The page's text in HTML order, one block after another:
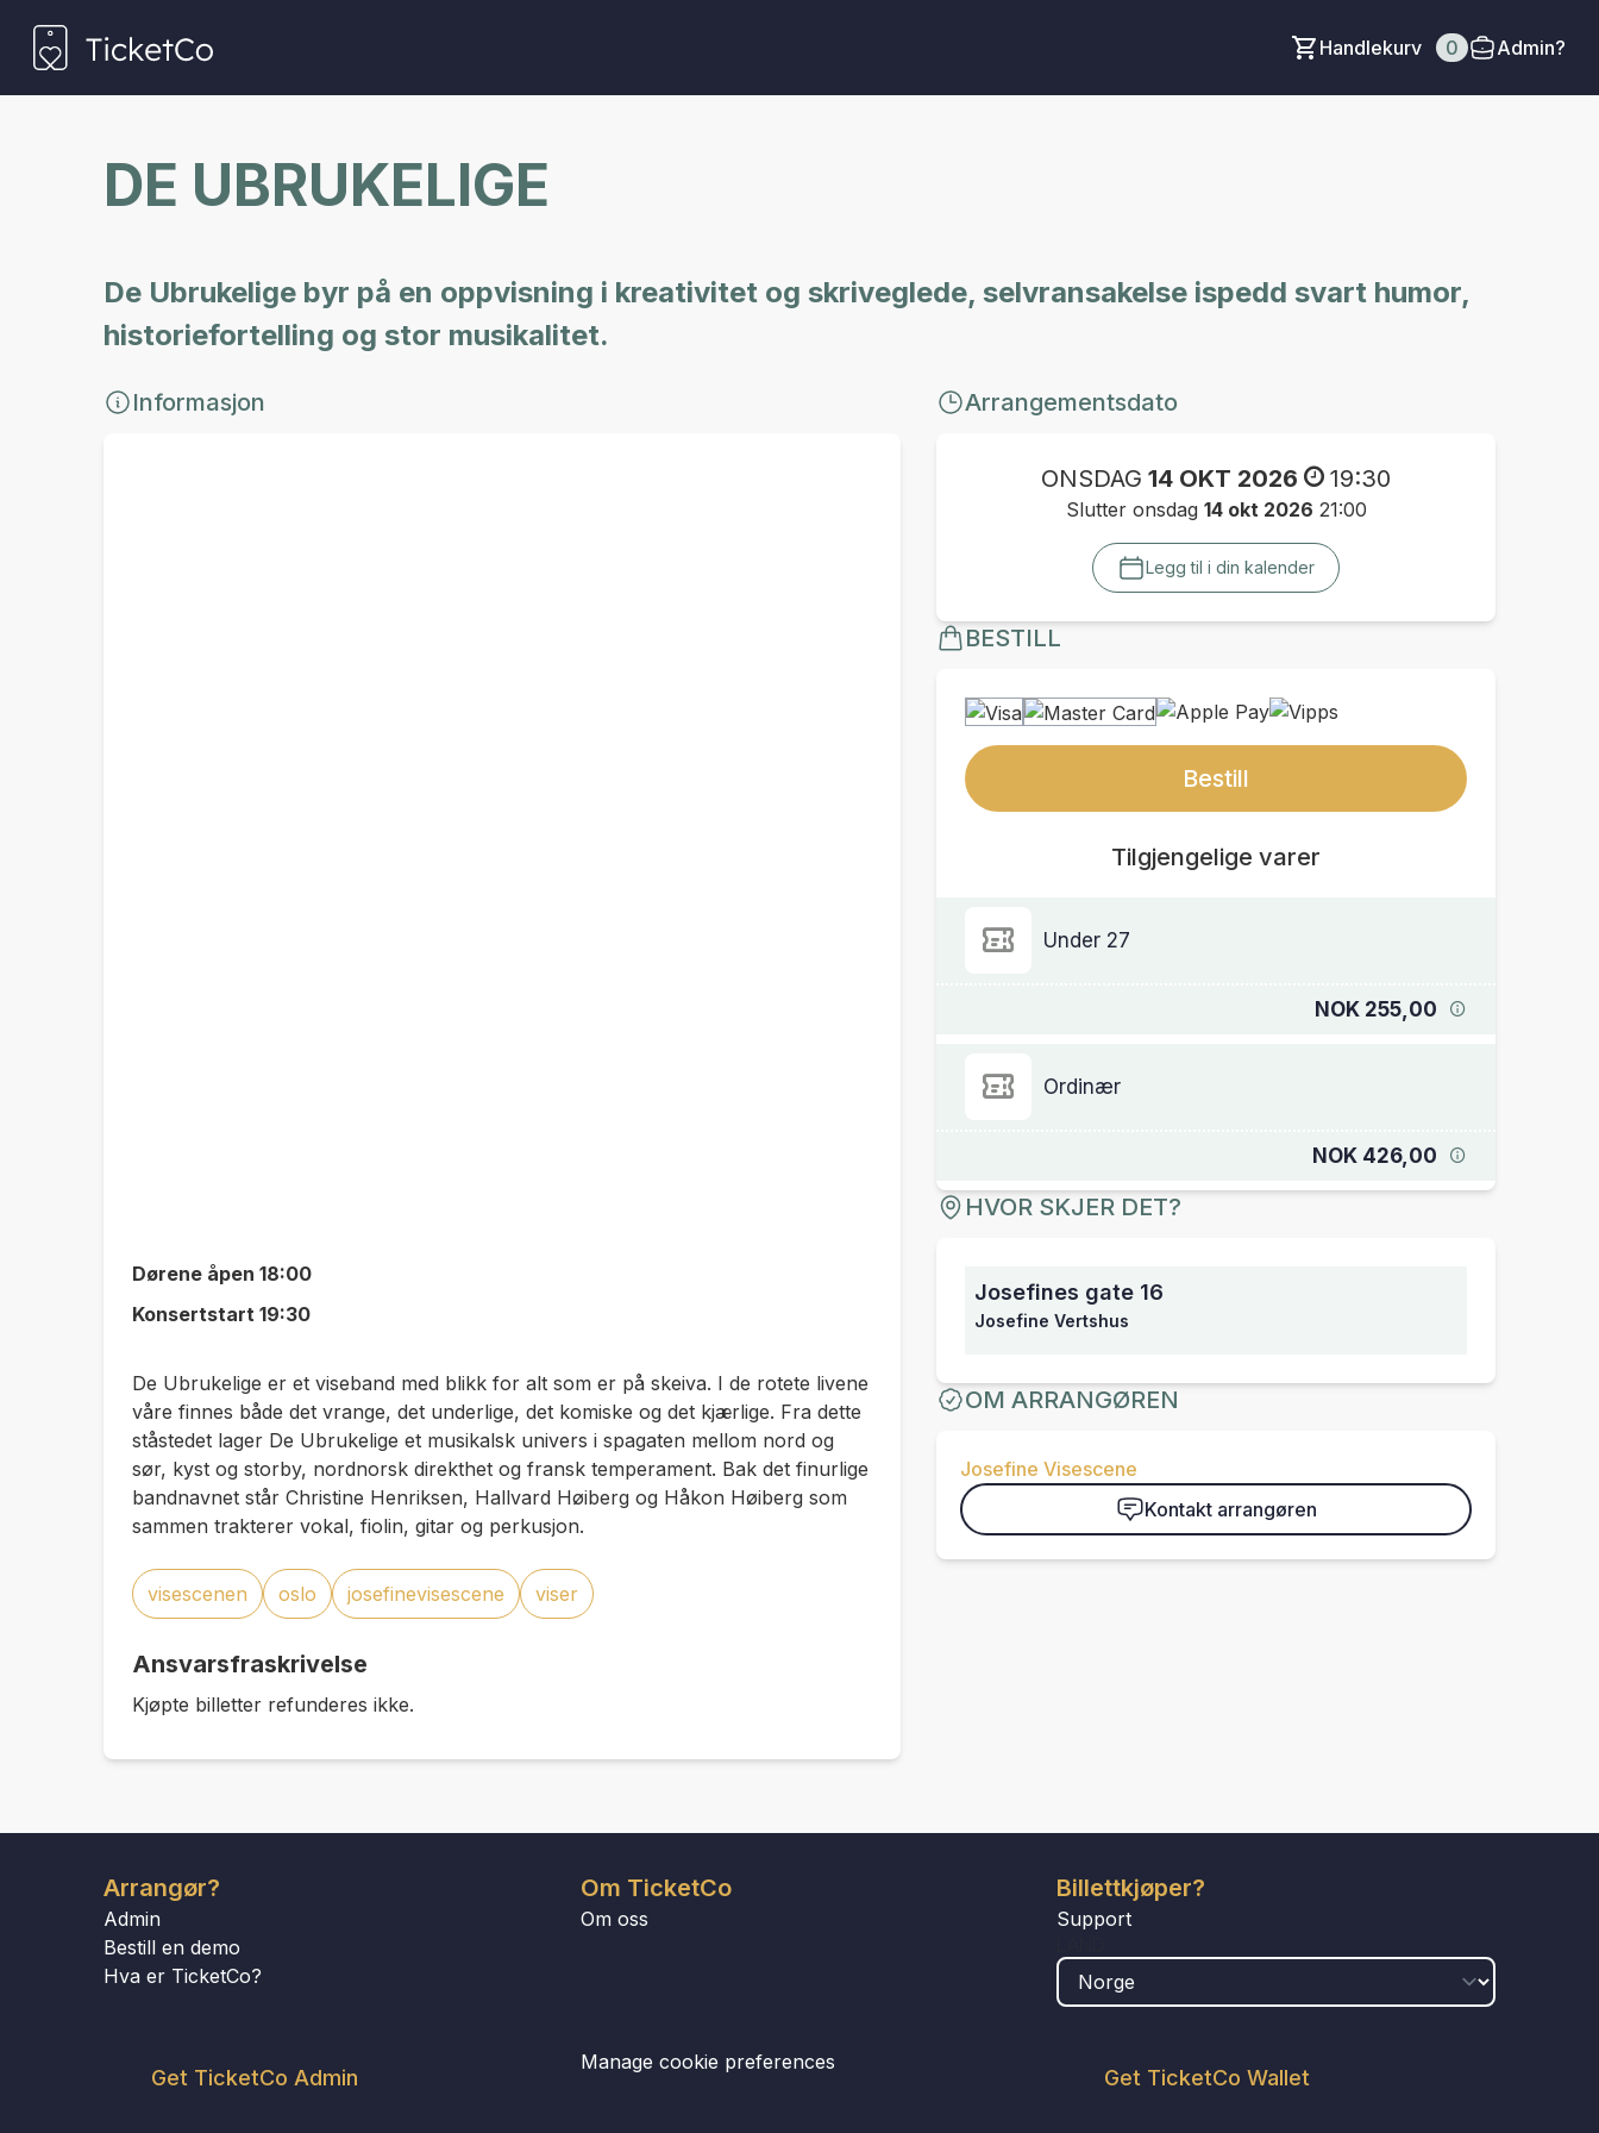
Handlekurv 0 Admin?
DE UBRUKELIGE
De Ubrukelige byr på en oppvisning i kreativitet og skriveglede, selvransakelse ispedd svart humor,
historiefortelling og stor musikalitet.
Informasjon
Dørene åpen 18:00
Konsertstart 19:30
De Ubrukelige er et viseband med blikk for alt som er på skeiva. I de rotete livene
våre finnes både det vrange, det underlige, det komiske og det kjærlige. Fra dette
ståstedet lager De Ubrukelige et musikalsk univers i spagaten mellom nord og
sør, kyst og storby, nordnorsk direkthet og fransk temperament. Bak det finurlige
bandnavnet står Christine Henriksen, Hallvard Høiberg og Håkon Høiberg som
sammen trakterer vokal, fiolin, gitar og perkusjon.
visescenen oslo josefinevisescene viser
Ansvarsfraskrivelse
Kjøpte billetter refunderes ikke.
Arrangementsdato
ONSDAG 14 OKT 2026 19:30
Slutter onsdag 14 okt 2026 21:00
Legg til i din kalender
BESTILL
Bestill
Tilgjengelige varer
Under 27
NOK 255,00
Ordinær
NOK 426,00
HVOR SKJER DET?
Josefines gate 16
Josefine Vertshus
OM ARRANGØREN
Josefine Visescene
Kontakt arrangøren
Arrangør?
Admin
Bestill en demo
Hva er TicketCo?
Get TicketCo Admin
Om TicketCo
Om oss
Manage cookie preferences
Billettkjøper?
Support
Get TicketCo Wallet